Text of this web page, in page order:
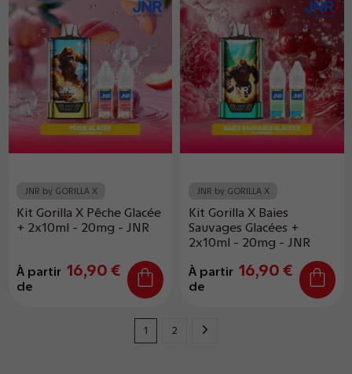
JNR by GORILLA X
Kit Gorilla X Pêche Glacée
+ 2x10ml - 20mg - JNR
À partir
de
16,90 €
JNR by GORILLA X
Kit Gorilla X Baies
Sauvages Glacées +
2x10ml - 20mg - JNR
À partir
de
16,90 €
1 2